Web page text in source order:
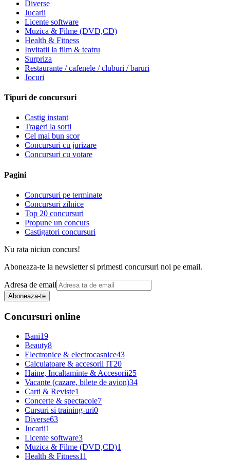
Diverse
Jucarii
Licente software
Muzica & Filme (DVD,CD)
Health & Fitness
Invitatii la film & teatru
Surpriza
Restaurante / cafenele / cluburi / baruri
Jocuri
Tipuri de concursuri
Castig instant
Trageri la sorti
Cel mai bun scor
Concursuri cu jurizare
Concursuri cu votare
Pagini
Concursuri pe terminate
Concursuri zilnice
Top 20 concursuri
Propune un concurs
Castigatori concursuri
Nu rata niciun concurs!
Aboneaza-te la newsletter si primesti concursuri noi pe email.
Adresa de email
Aboneaza-te
Concursuri online
Bani19
Beauty8
Electronice & electrocasnice43
Calculatoare & accesorii IT20
Haine, Incaltaminte & Accesorii25
Vacante (cazare, bilete de avion)34
Carti & Reviste1
Concerte & spectacole7
Cursuri si training-uri0
Diverse63
Jucarii1
Licente software3
Muzica & Filme (DVD,CD)1
Health & Fitness11